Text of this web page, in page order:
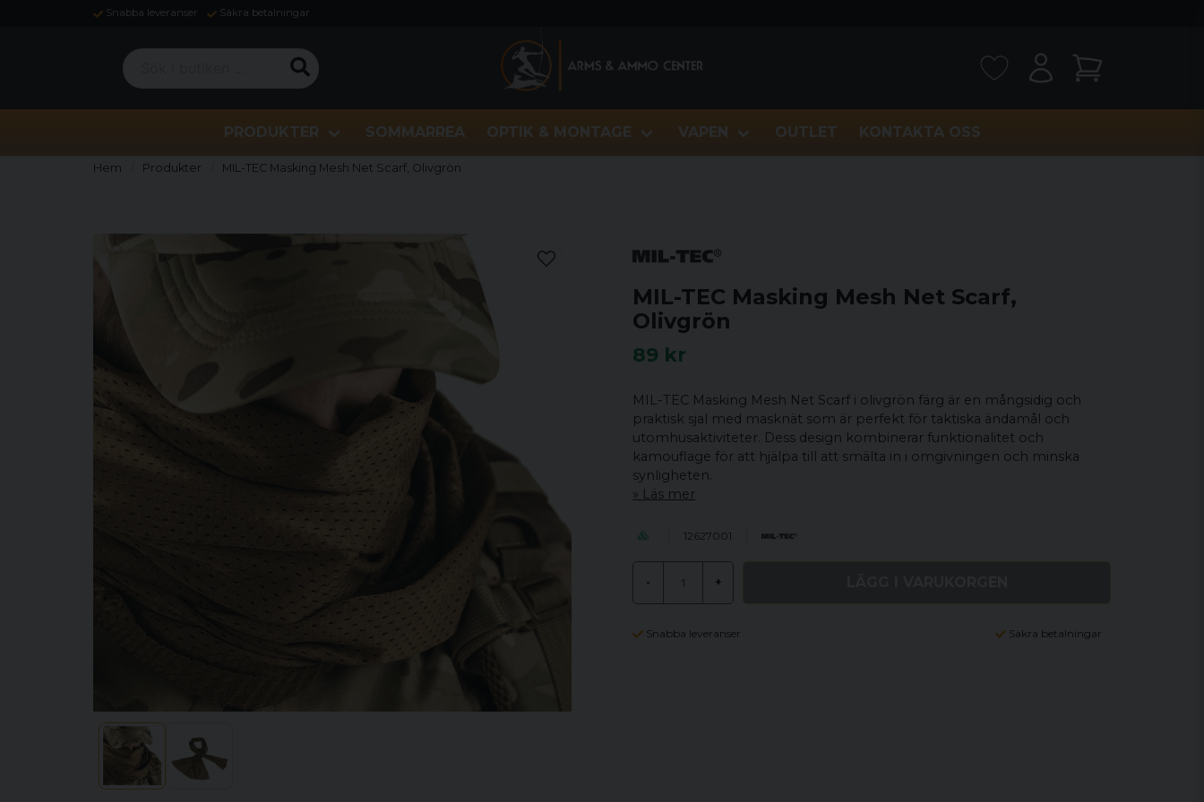
Snabba leveranser Säkra betalningar
Sök i butiken ...
PRODUKTER SOMMARREA OPTIK & MONTAGE VAPEN OUTLET KONTAKTA OSS
Hem Produkter MIL-TEC Masking Mesh Net Scarf, Olivgrön
MIL-TEC Masking Mesh Net Scarf,
Olivgrön
89 kr
MIL-TEC Masking Mesh Net Scarf i olivgrön färg är en mångsidig och
praktisk sjal med masknät som är perfekt för taktiska ändamål och
utomhusaktiviteter. Dess design kombinerar funktionalitet och
kamouflage för att hjälpa till att smälta in i omgivningen och minska
synligheten.
Läs mer
12627001
- +
Snabba leveranser Säkra betalningar